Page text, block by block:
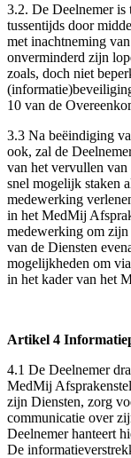
3.2. De Deelnemer is
tussentijds door
met inachtneming
onverminderd zijn
zoals, doch niet
10 van de
3.3 Na beëindiging
ook, zal de
van het vervullen van
snel mogelijk staken
medewerking
in het MedMij
medewerking om
van de Diensten
mogelijkheden om
in het kader van het
Artikel 4
4.1 De Deelnemer
MedMij
zijn Diensten, zorg
communicatie over
Deelnemer hanteert
De